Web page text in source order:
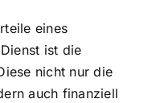
eines
ist die
nicht nur die
auch finanziell